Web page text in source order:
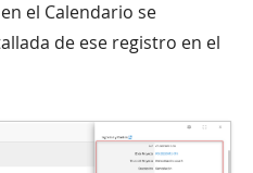
el Calendario se
de ese registro en el